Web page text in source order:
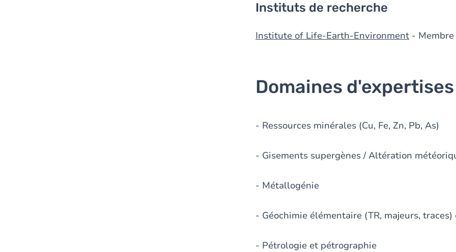
Instituts de recherche
Institute of Life-Earth-Environment - Membre
Domaines d'expertises
- Ressources minérales (Cu, Fe, Zn, Pb, As)
- Gisements supergènes / Altération
- Métallogénie
- Géochimie élémentaire (TR, majeurs, traces)
- Pétrologie et pétrographie